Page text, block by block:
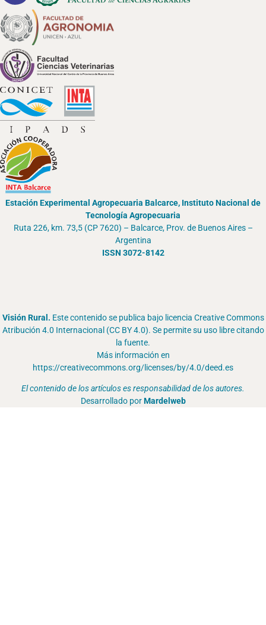
Estación Experimental Agropecuaria Balcarce, Instituto Nacional de
Tecnología Agropecuaria
Ruta 226, km. 73,5 (CP 7620) – Balcarce, Prov. de Buenos Aires –
Argentina
ISSN 3072-8142
Visión Rural. Este contenido se publica bajo licencia Creative Commons
Atribución 4.0 Internacional (CC BY 4.0). Se permite su uso libre citando
la fuente.
Más información en
https://creativecommons.org/licenses/by/4.0/deed.es
El contenido de los artículos es responsabilidad de los autores.
Desarrollado porMardelweb